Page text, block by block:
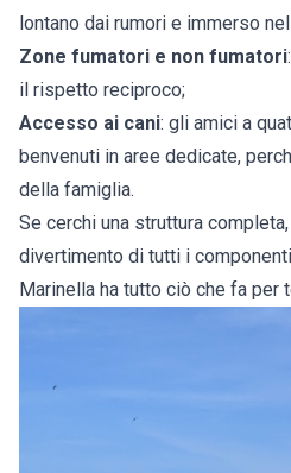
lontano dai rumori e immerso
Zone fumatori e non fumatori
il rispetto reciproco;
Accesso ai cani: gli amici a
benvenuti in aree dedicate,
della famiglia.
Se cerchi una struttura
divertimento di tutti i
Marinella ha tutto ciò che fa per